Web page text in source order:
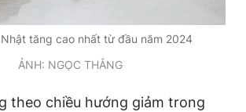
cáo
Ngọc Toàn
Lâm Hiếu Dũng
tăng cao nhất từ đầu năm 2024
ẢNH: NGỌC THẮNG
theo chiều hướng giảm trong